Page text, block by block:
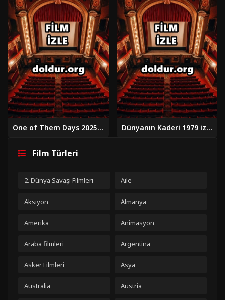
One of Them Days 2025 izle Dünyanın Kaderi 1979 izle
Film Türleri
2. Dünya Savaşı Filmleri Aile
Aksiyon Almanya
Amerika Animasyon
Araba filmleri Argentina
Asker Filmleri Asya
Australia Austria